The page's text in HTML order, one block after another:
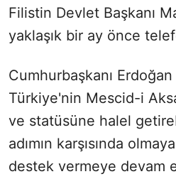
Filistin Devlet Başkanı
yaklaşık bir ay önce
Cumhurbaşkanı
Türkiye'nin Mescid-i
ve statüsüne halel
adımın karşısında
destek vermeye devam